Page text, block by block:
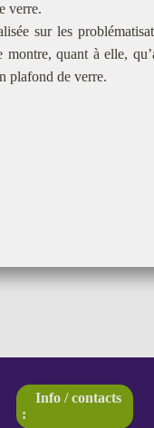
verre.
sur les
montre, quant à elle,
plafond de verre.
Info / contacts
: